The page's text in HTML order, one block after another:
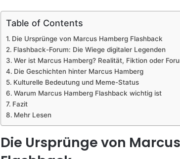
Table of Contents
Die Ursprünge von Marcus Hamberg Flashback
Flashback-Forum: Die Wiege digitaler Legenden
Wer ist Marcus Hamberg? Realität, Fiktion oder
Die Geschichten hinter Marcus Hamberg
Kulturelle Bedeutung und Meme-Status
Warum Marcus Hamberg Flashback wichtig ist
Fazit
Mehr Lesen
Die Ursprünge von